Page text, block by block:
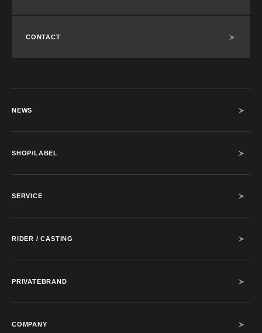
CONTACT
NEWS
SHOP/LABEL
SERVICE
RIDER / CASTING
PRIVATEBRAND
COMPANY